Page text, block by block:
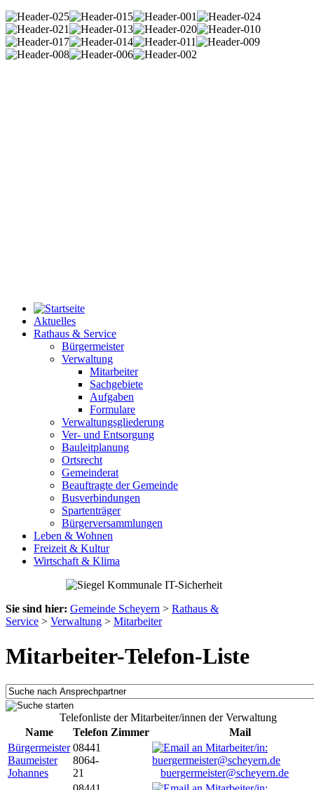
Aktuelles
Rathaus & Service
Bürgermeister
Verwaltung
Mitarbeiter
Sachgebiete
Aufgaben
Formulare
Verwaltungsgliederung
Ver- und Entsorgung
Bauleitplanung
Ortsrecht
Gemeinderat
Beauftragte der Gemeinde
Busverbindungen
Spartenträger
Bürgerversammlungen
Leben & Wohnen
Freizeit & Kultur
Wirtschaft & Klima
Sie sind hier: Gemeinde Scheyern > Rathaus &
Service > Verwaltung > Mitarbeiter
Mitarbeiter-Telefon-Liste
Telefonliste der Mitarbeiter/innen der Verwaltung
Name
Telefon Zimmer
Mail
Bürgermeister
Baumeister
Johannes
08441
8064-
21
buergermeister@scheyern.de